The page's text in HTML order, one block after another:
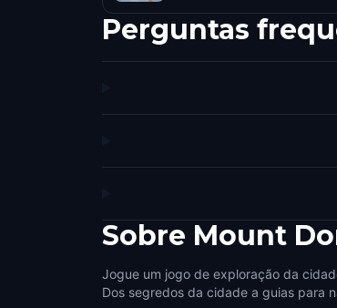
Perguntas
Sobre Mount
Jogue um jogo de exploração da
Dos segredos da cidade a guias para